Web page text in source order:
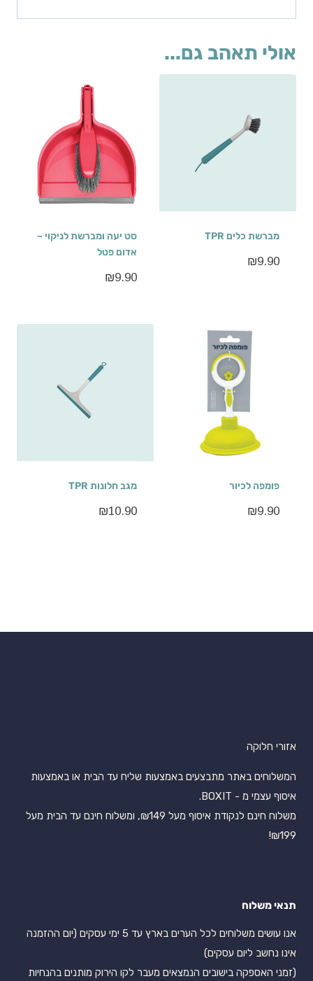
אולי תאהב גם...
מברשת כלים TPR
₪9.90
סט יעה ומברשת לניקוי –
אדום פטל
₪9.90
פומפה לכיור
₪9.90
מגב חלונות TPR
₪10.90
אזורי חלוקה
המשלוחים באתר מתבצעים באמצעות שליח עד הבית או באמצעות
איסוף עצמי מ - BOXIT.
משלוח חינם לנקודת איסוף מעל ₪149, ומשלוח חינם עד הבית מעל
₪199!
תנאי משלוח
אנו עושים משלוחים לכל הערים בארץ עד 5 ימי עסקים (יום ההזמנה
אינו נחשב ליום עסקים)
(זמני האספקה בישובים הנמצאים מעבר לקו הירוק מותנים בהנחיות